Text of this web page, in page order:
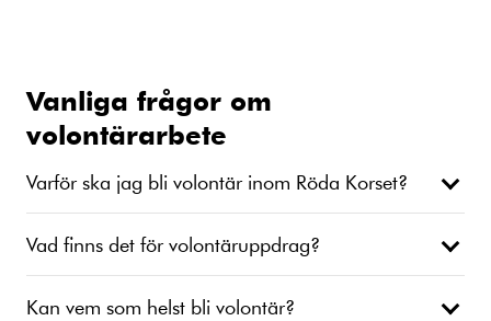
Vanliga frågor om
volontärarbete
Varför ska jag bli volontär inom Röda Korset?
Vad finns det för volontäruppdrag?
Kan vem som helst bli volontär?